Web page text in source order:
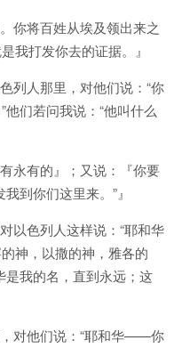
你将百姓从埃及领出来之
我打发你去的证据。』
列人那里，对他们说：“你
们若问我说：“他叫什么
永有的』；又说：『你要
到你们这里来。”』
以色列人这样说：“耶和华
神，以撒的神，雅各的
是我的名，直到永远；这
对他们说：“耶和华——你